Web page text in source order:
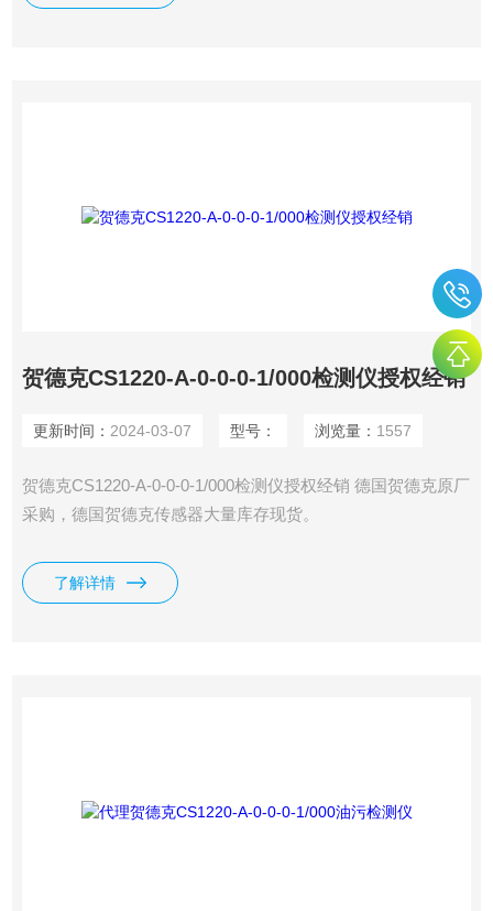
贺德克CS1220-A-0-0-0-1/000检测仪授权经销
更新时间： 2024-03-07 型号： 浏览量： 1557
贺德克CS1220-A-0-0-0-1/000检测仪授权经销 德国贺德克原厂
采购，德国贺德克传感器大量库存现货。
了解详情